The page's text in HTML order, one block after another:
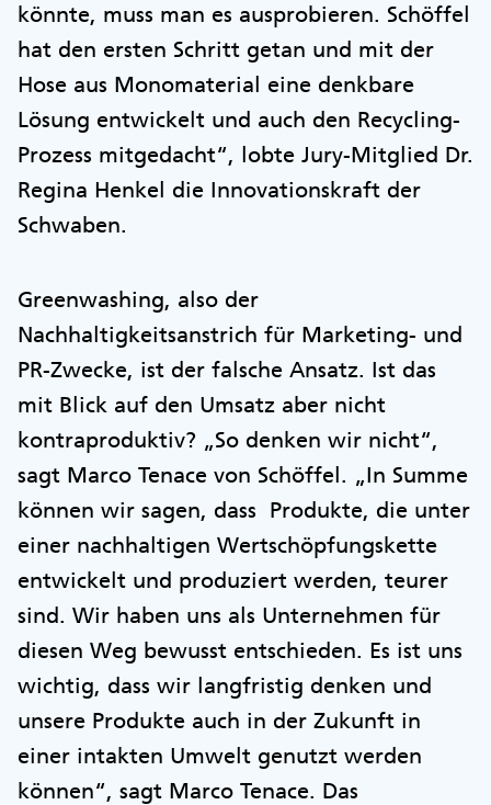
könnte, muss man es ausprobieren. Schöffel
hat den ersten Schritt getan und mit der
Hose aus Monomaterial eine denkbare
Lösung entwickelt und auch den Recycling-
Prozess mitgedacht“, lobte Jury-Mitglied Dr.
Regina Henkel die Innovationskraft der
Schwaben.
Greenwashing, also der
Nachhaltigkeitsanstrich für Marketing- und
PR-Zwecke, ist der falsche Ansatz. Ist das
mit Blick auf den Umsatz aber nicht
kontraproduktiv? „So denken wir nicht“,
sagt Marco Tenace von Schöffel. „In Summe
können wir sagen, dass Produkte, die unter
einer nachhaltigen Wertschöpfungskette
entwickelt und produziert werden, teurer
sind. Wir haben uns als Unternehmen für
diesen Weg bewusst entschieden. Es ist uns
wichtig, dass wir langfristig denken und
unsere Produkte auch in der Zukunft in
einer intakten Umwelt genutzt werden
können“, sagt Marco Tenace. Das